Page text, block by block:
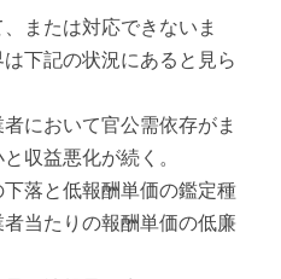
または対応できないま
下記の状況にあると見ら
において官公需依存がま
収益悪化が続く。
下落と低報酬単価の鑑定種
当たりの報酬単価の低廉